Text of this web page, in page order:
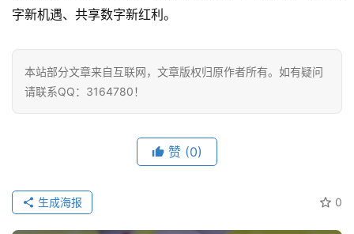
字新机遇、共享数字新红利。
本站部分文章来自互联网，文章版权归原作者所有。如有疑问
请联系QQ：3164780！
赞 (0)
0
生成海报